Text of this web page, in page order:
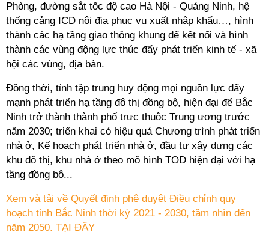
Phòng, đường sắt tốc độ cao Hà Nội - Quảng Ninh, hệ
thống cảng ICD nội địa phục vụ xuất nhập khẩu…, hình
thành các hạ tầng giao thông khung để kết nối và hình
thành các vùng động lực thúc đẩy phát triển kinh tế - xã
hội các vùng, địa bàn.
Đồng thời, tỉnh tập trung huy động mọi nguồn lực đẩy
mạnh phát triển hạ tầng đô thị đồng bộ, hiện đại để Bắc
Ninh trở thành thành phố trực thuộc Trung ương trước
năm 2030; triển khai có hiệu quả Chương trình phát triển
nhà ở, Kế hoạch phát triển nhà ở, đầu tư xây dựng các
khu đô thị, khu nhà ở theo mô hình TOD hiện đại với hạ
tầng đồng bộ...
Xem và tải về Quyết định phê duyệt Điều chỉnh quy
hoạch tỉnh Bắc Ninh thời kỳ 2021 - 2030, tầm nhìn đến
năm 2050. TẠI ĐÂY